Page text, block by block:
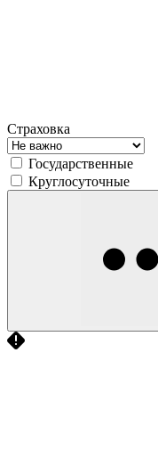
Страховка
Государственные
Круглосуточные